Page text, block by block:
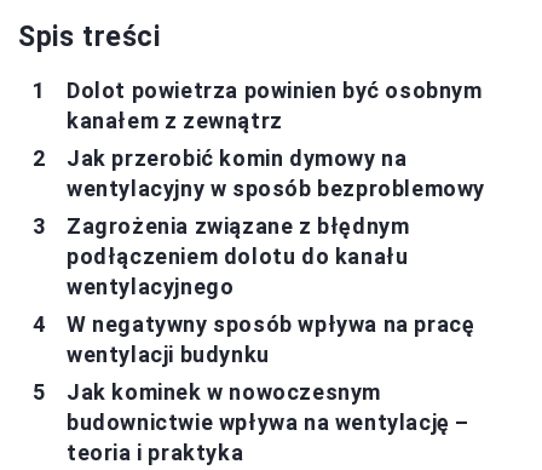
Spis treści
Dolot powietrza powinien być osobnym
kanałem z zewnątrz
Jak przerobić komin dymowy na
wentylacyjny w sposób bezproblemowy
Zagrożenia związane z błędnym
podłączeniem dolotu do kanału
wentylacyjnego
W negatywny sposób wpływa na pracę
wentylacji budynku
Jak kominek w nowoczesnym
budownictwie wpływa na wentylację –
teoria i praktyka